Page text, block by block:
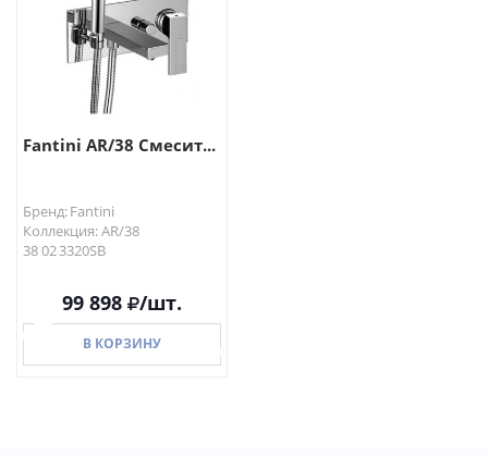
Fantini AR/38 Смесит...
Бренд: Fantini
Коллекция: AR/38
38 02 3320SB
99 898 /шт.
В КОРЗИНУ